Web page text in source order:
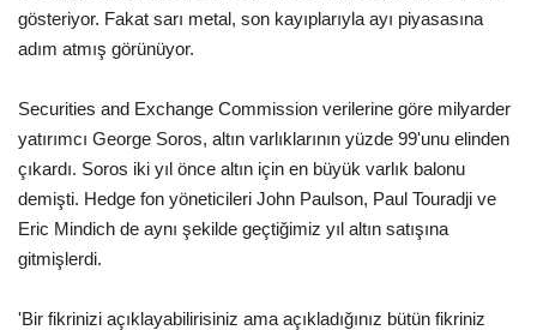
Tekno Bilim
Ekonomi
Siyaset
Galeriler
gösteriyor. Fakat sarı metal, son kayıplarıyla ayı piyasasına
adım atmış görünüyor.
Securities and Exchange Commission verilerine göre milyarder
yatırımcı George Soros, altın varlıklarının yüzde 99'unu elinden
çıkardı. Soros iki yıl önce altın için en büyük varlık balonu
demişti. Hedge fon yöneticileri John Paulson, Paul Touradji ve
Eric Mindich de aynı şekilde geçtiğimiz yıl altın satışına
gitmişlerdi.
'Bir fikrinizi açıklayabilirisiniz ama açıkladığınız bütün fikriniz